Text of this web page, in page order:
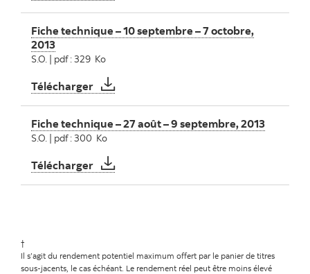
Fiche technique – 10 septembre – 7 octobre,
2013
S.O. | pdf : 329 Ko
Télécharger Fiche technique – 10 septembre – 7
Fiche technique – 27 août – 9 septembre, 2013
S.O. | pdf : 300 Ko
Télécharger Fiche technique – 27 août – 9 septembre,
†
Il s’agit du rendement potentiel maximum offert par le panier de titres
sous-jacents, le cas échéant. Le rendement réel peut être moins élevé